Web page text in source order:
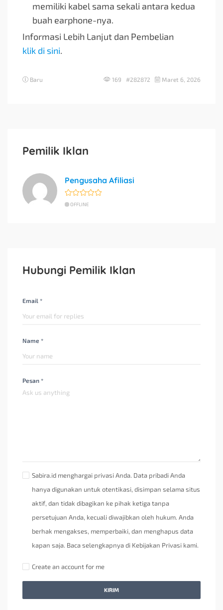
memiliki kabel sama sekali antara kedua
buah earphone-nya.
Informasi Lebih Lanjut dan Pembelian
klik di sini.
Baru 169 #282872 Maret 6, 2026
Pemilik Iklan
Pengusaha Afiliasi
OFFLINE
Hubungi Pemilik Iklan
Email *
Name *
Pesan *
Sabira.id menghargai privasi Anda. Data pribadi Anda
hanya digunakan untuk otentikasi, disimpan selama situs
aktif, dan tidak dibagikan ke pihak ketiga tanpa
persetujuan Anda, kecuali diwajibkan oleh hukum. Anda
berhak mengakses, memperbaiki, dan menghapus data
kapan saja. Baca selengkapnya di Kebijakan Privasi kami.
Create an account for me
KIRIM